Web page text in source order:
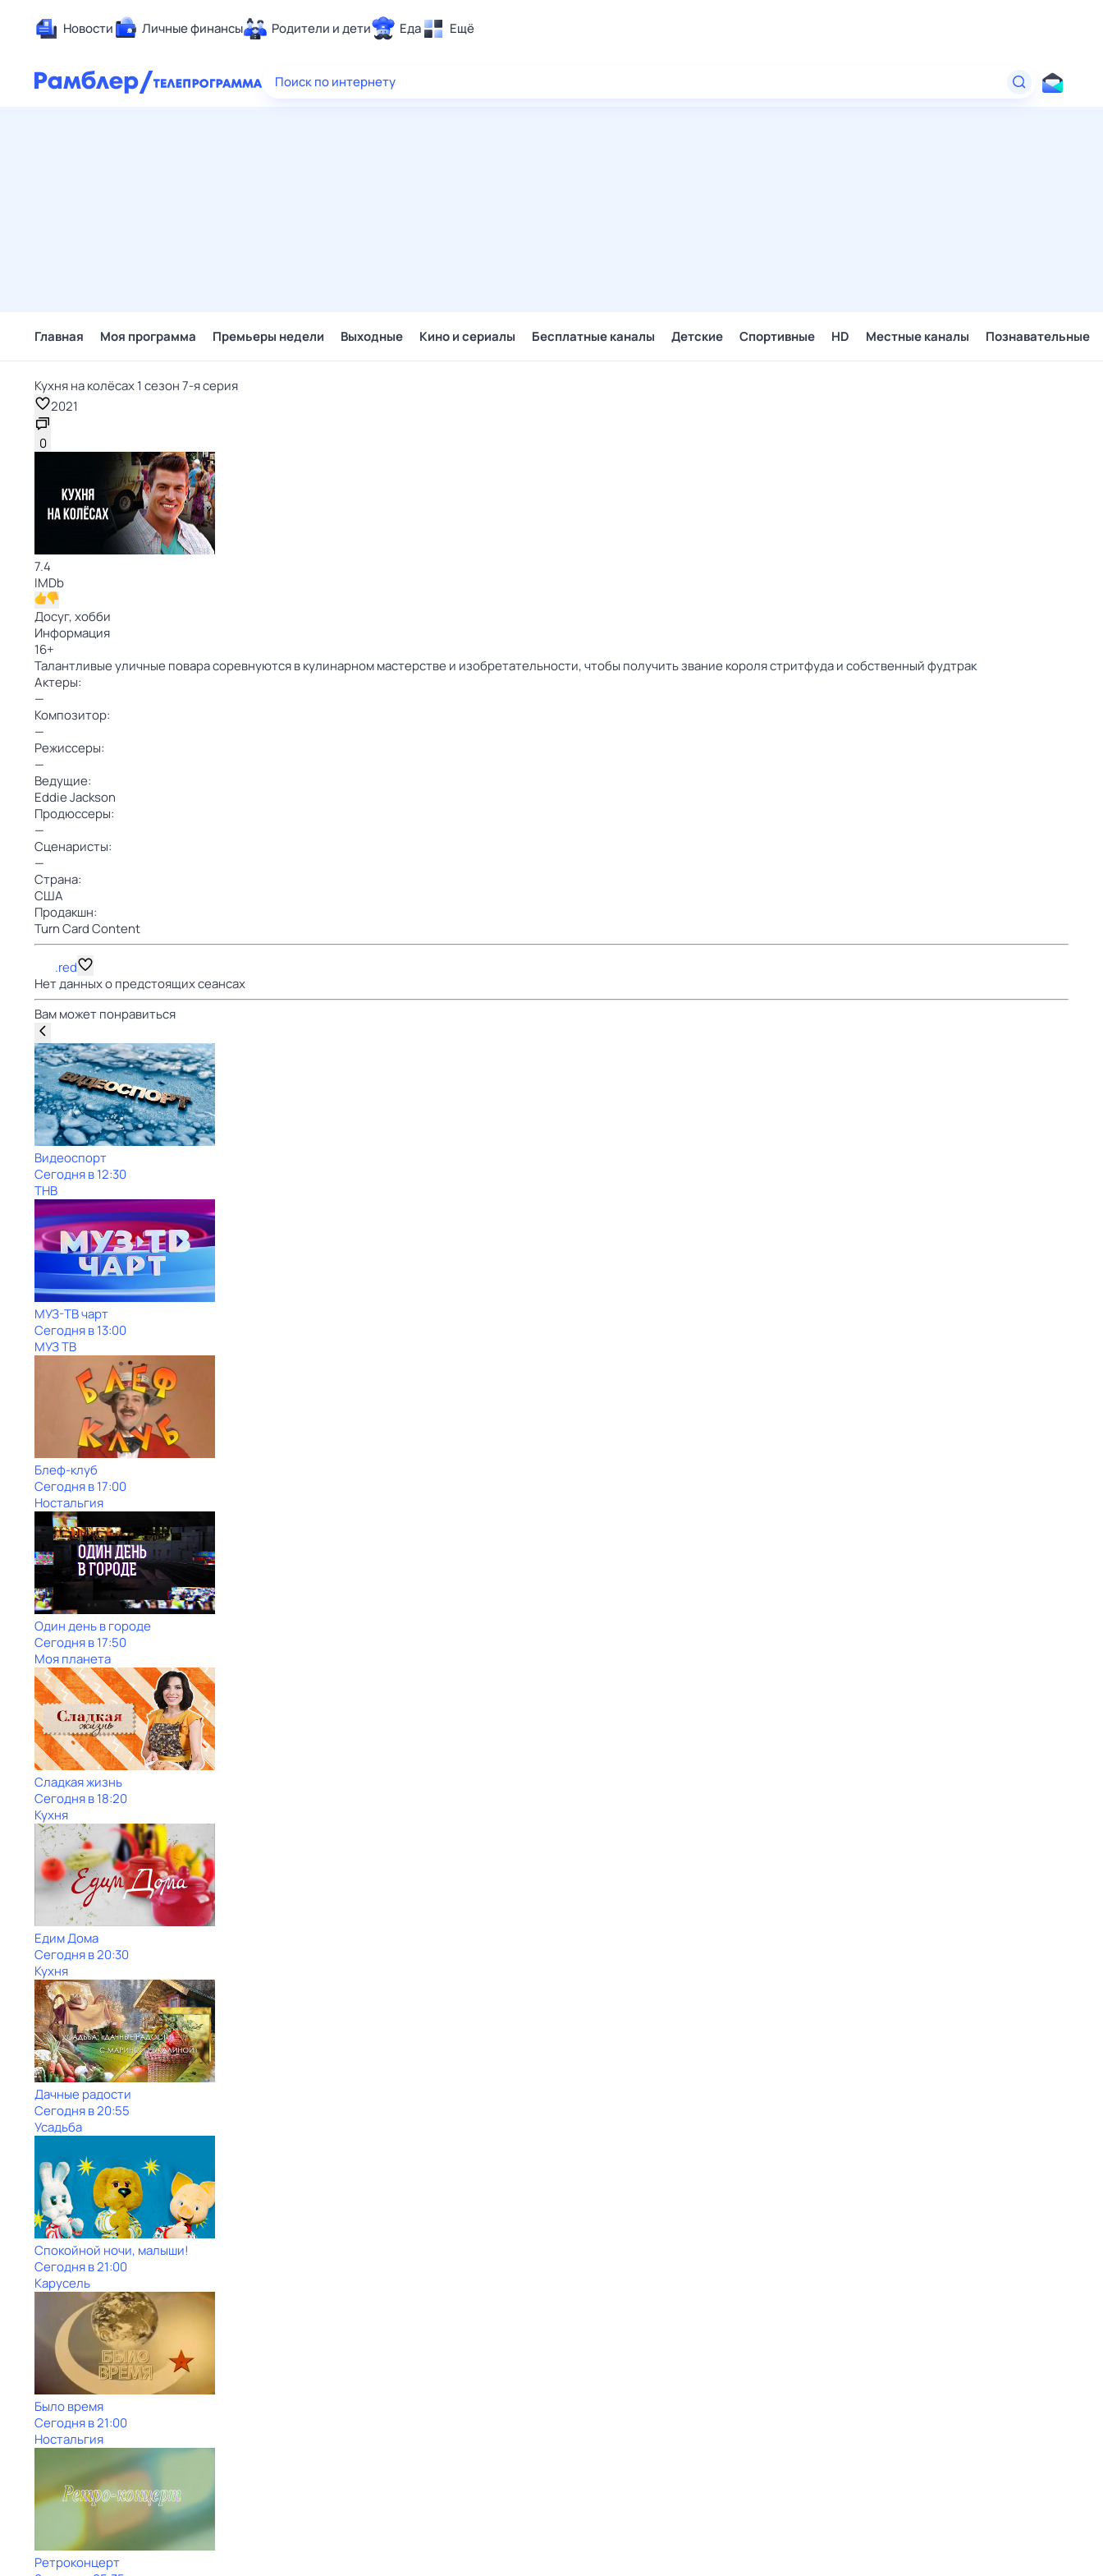
Новости Личные финансы Родители и дети Еда Ещё
Здоровье
Поиск по интернету
Главная Моя программа Премьеры недели Выходные Кино и сериалы Бесплатные каналы Детские Спортивные HD Местные каналы Познавательные
Кухня на колёсах 1 сезон 7-я серия
2021
0
7.4
IMDb
Досуг, хобби
Информация
16+
Талантливые уличные повара соревнуются в кулинарном мастерстве и изобретательности, чтобы получить звание короля стритфуда и собственный фудтрак
Актеры:
—
Композитор:
—
Режиссеры:
—
Ведущие:
Eddie Jackson
Продюссеры:
—
Сценаристы:
—
Страна:
США
Продакшн:
Turn Card Content
.red
Нет данных о предстоящих сеансах
Вам может понравиться
Видеоспорт
Сегодня в 12:30
ТНВ
МУЗ-ТВ чарт
Сегодня в 13:00
МУЗ ТВ
Блеф-клуб
Сегодня в 17:00
Ностальгия
Один день в городе
Сегодня в 17:50
Моя планета
Сладкая жизнь
Сегодня в 18:20
Кухня
Едим Дома
Сегодня в 20:30
Кухня
Дачные радости
Сегодня в 20:55
Усадьба
Спокойной ночи, малыши!
Сегодня в 21:00
Карусель
Было время
Сегодня в 21:00
Ностальгия
Ретроконцерт